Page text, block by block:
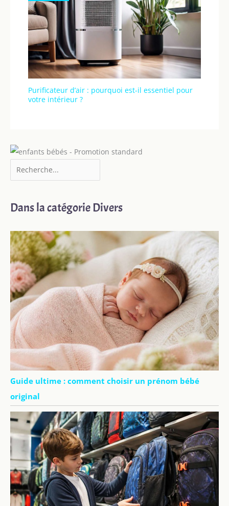
Purificateur d’air : pourquoi est-il essentiel pour
votre intérieur ?
Dans la catégorie Divers
Guide ultime : comment choisir un prénom bébé
original